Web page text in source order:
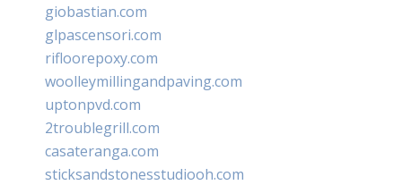
giobastian.com
glpascensori.com
rifloorepoxy.com
woolleymillingandpaving.com
uptonpvd.com
2troublegrill.com
casateranga.com
sticksandstonesstudiooh.com